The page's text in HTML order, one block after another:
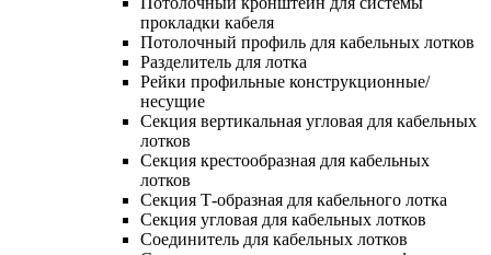
прокладки кабеля
Потолочный профиль для кабельных лотков
Разделитель для лотка
Рейки профильные конструкционные/
несущие
Секция вертикальная угловая для кабельных
лотков
Секция крестообразная для кабельных
лотков
Секция Т-образная для кабельного лотка
Секция угловая для кабельных лотков
Соединитель для кабельных лотков